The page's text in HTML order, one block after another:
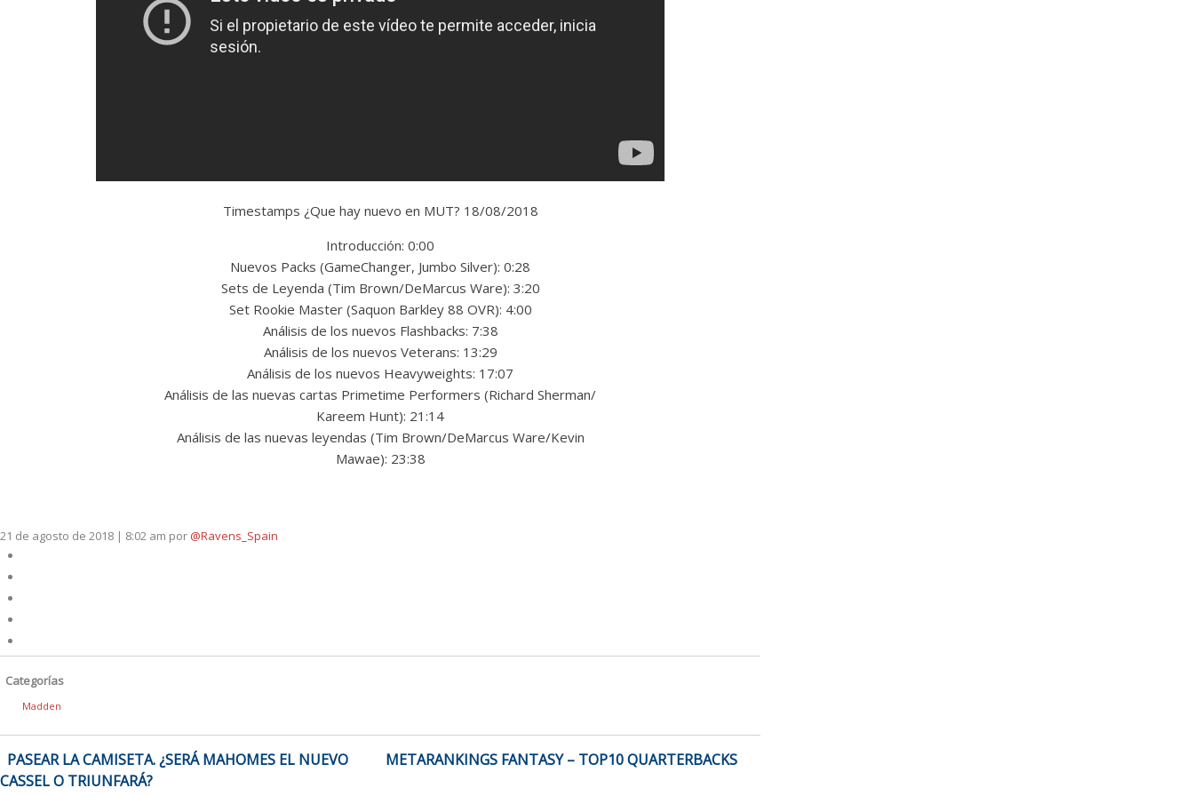
Timestamps ¿Que hay nuevo en MUT? 18/08/2018
Introducción: 0:00
Nuevos Packs (GameChanger, Jumbo Silver): 0:28
Sets de Leyenda (Tim Brown/DeMarcus Ware): 3:20
Set Rookie Master (Saquon Barkley 88 OVR): 4:00
Análisis de los nuevos Flashbacks: 7:38
Análisis de los nuevos Veterans: 13:29
Análisis de los nuevos Heavyweights: 17:07
Análisis de las nuevas cartas Primetime Performers (Richard Sherman/
Kareem Hunt): 21:14
Análisis de las nuevas leyendas (Tim Brown/DeMarcus Ware/Kevin
Mawae): 23:38
21 de agosto de 2018 | 8:02 am por @Ravens_Spain
Categorías
Madden
NAVEGACIÓN
DE
PASEAR LA CAMISETA. ¿SERÁ MAHOMES EL NUEVO
CASSEL O TRIUNFARÁ?
METARANKINGS FANTASY – TOP10 QUARTERBACKS